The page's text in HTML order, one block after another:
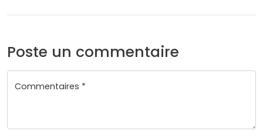
Poste un commentaire
Commentaires *